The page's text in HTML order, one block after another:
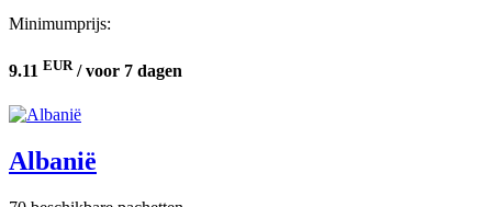
Minimumprijs:
9.11 EUR/ voor 7 dagen
Albanië